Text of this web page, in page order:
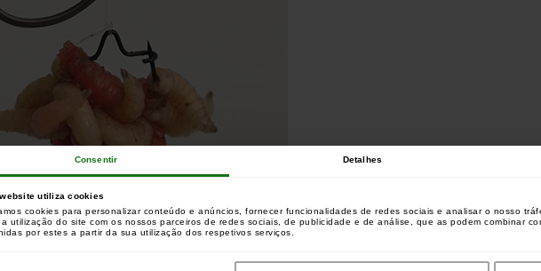
Consentir Detalhes
utiliza cookies
cookies para personalizar conteúdo e anúncios, fornecer funcionalidades de redes sociais e analisar o nosso
utilização do site com os nossos parceiros de redes sociais, de publicidade e de análise, que as podem combinar
por estes a partir da sua utilização dos respetivos serviços.